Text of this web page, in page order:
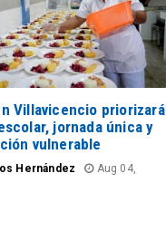
Villavicencio priorizará
jornada única y
vulnerable
Hernández
Aug 04,